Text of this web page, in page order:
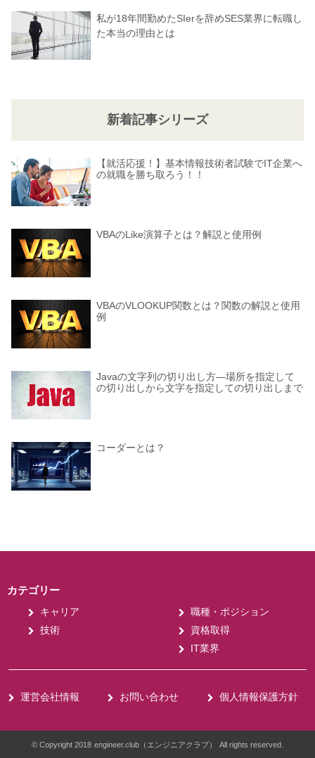
私が18年間勤めたSIerを辞めSES業界に転職し
た本当の理由とは
新着記事シリーズ
【就活応援！】基本情報技術者試験でIT企業へ
の就職を勝ち取ろう！！
VBAのLike演算子とは？解説と使用例
VBAのVLOOKUP関数とは？関数の解説と使用
例
Javaの文字列の切り出し方―場所を指定して
の切り出しから文字を指定しての切り出しまで
コーダーとは？
カテゴリー
キャリア
職種・ポジション
技術
資格取得
IT業界
運営会社情報 お問い合わせ 個人情報保護方針
© Copyright 2018 engineer.club（エンジニアクラブ） All rights reserved.